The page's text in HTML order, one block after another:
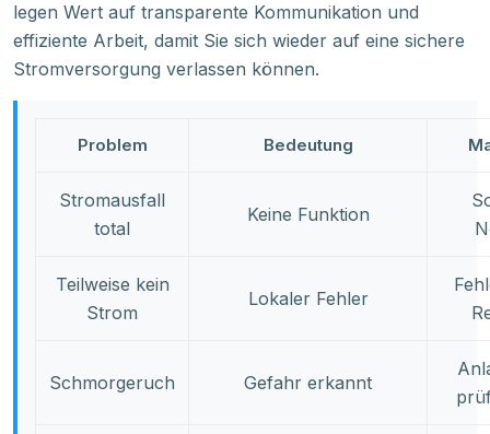
legen Wert auf transparente Kommunikation und
effiziente Arbeit, damit Sie sich wieder auf eine sichere
Stromversorgung verlassen können.
Problem Bedeutung
Stromausfall
total
Keine Funktion
Teilweise kein
Strom
Lokaler Fehler
Schmorgeruch Gefahr erkannt